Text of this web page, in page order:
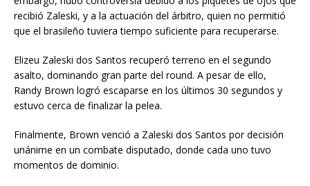
recibió Zaleski, y a la actuación del árbitro, quien no permitió
que el brasileño tuviera tiempo suficiente para recuperarse.
Elizeu Zaleski dos Santos recuperó terreno en el segundo
asalto, dominando gran parte del round. A pesar de ello,
Randy Brown logró escaparse en los últimos 30 segundos y
estuvo cerca de finalizar la pelea.
Finalmente, Brown venció a Zaleski dos Santos por decisión
unánime en un combate disputado, donde cada uno tuvo
momentos de dominio.